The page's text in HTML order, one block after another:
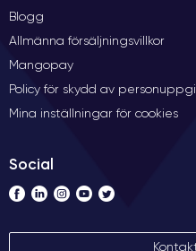
Blogg
Allmänna försäljningsvillkor
Mangopay
Policy för skydd av
Mina inställningar för cookies
Social